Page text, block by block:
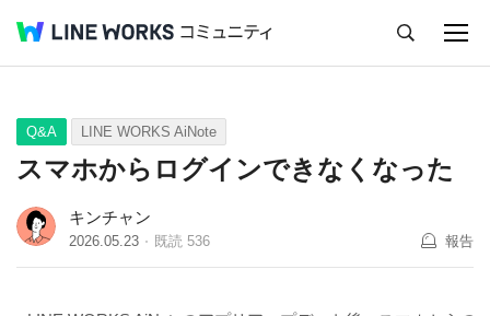
Q&A Tips Ideas
Q&A LINE WORKS AiNote
スマホからログインできなくなった
キンチャン
2026.05.23 既読 536 報告